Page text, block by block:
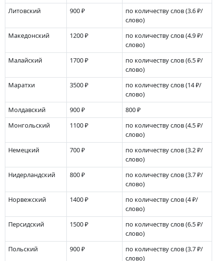
Литовский
900 ₽ по количеству слов(3.6 ₽/
слово)
Македонский
1200 ₽ по количеству слов(4.9 ₽/
слово)
Малайский
1700 ₽ по количеству слов(6.5 ₽/
слово)
Маратхи
3500 ₽ по количеству слов(14 ₽/
слово)
Молдавский
900 ₽
800 ₽
Монгольский
1100 ₽ по количеству слов(4.5 ₽/
слово)
Немецкий
700 ₽ по количеству слов(3.2 ₽/
слово)
Нидерландский
800 ₽ по количеству слов(3.7 ₽/
слово)
Норвежский
1400 ₽ по количеству слов(4 ₽/
слово)
Персидский
1500 ₽ по количеству слов(6.5 ₽/
слово)
Польский
900 ₽ по количеству слов(3.7 ₽/
слово)